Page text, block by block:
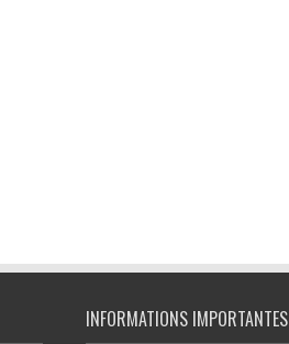
INFORMATIONS IMPORTANTES